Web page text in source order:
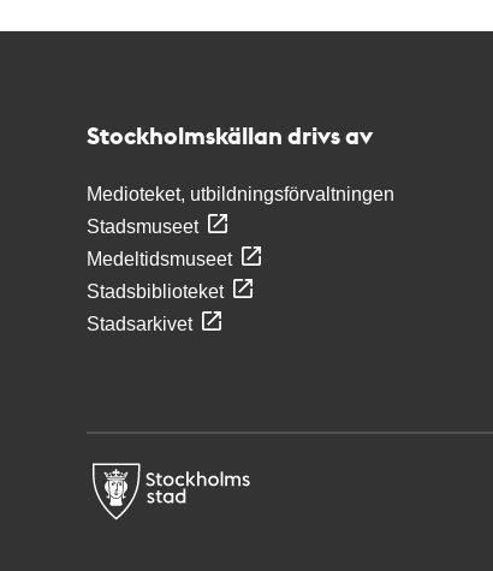
Stockholmskällan drivs av
Medioteket, utbildningsförvaltningen
Stadsmuseet
Medeltidsmuseet
Stadsbiblioteket
Stadsarkivet